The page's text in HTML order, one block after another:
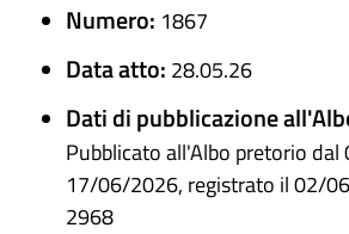
Numero: 1867
Data atto: 28.05.26
Dati di pubblicazione
Pubblicato all'Albo pretorio
17/06/2026, registrato il 02/
2968